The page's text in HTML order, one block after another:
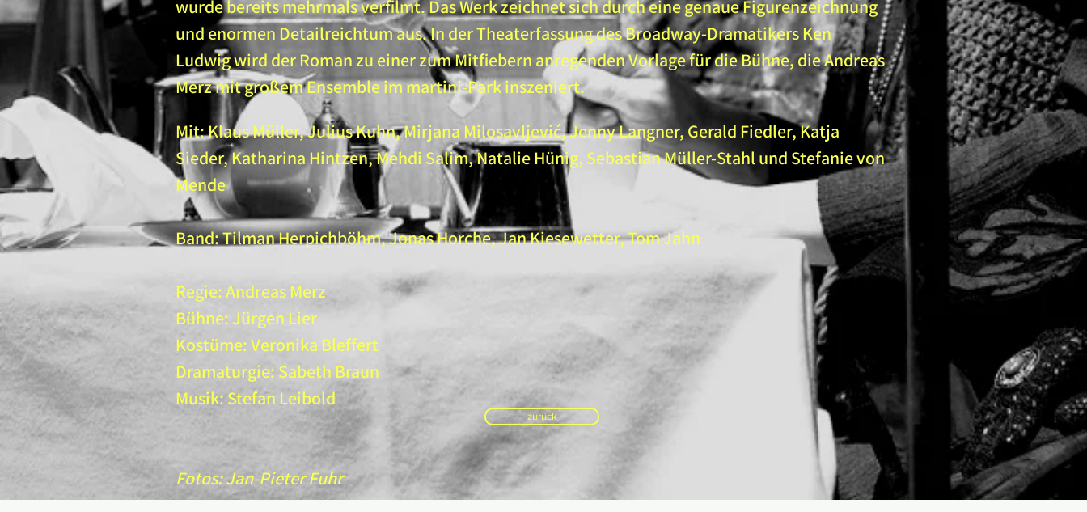
wurde bereits mehrmals verfilmt. Das Werk zeichnet sich durch eine genaue Figurenzeichnung
und enormen Detailreichtum aus. In der Theaterfassung des Broadway-Dramatikers Ken
Ludwig wird der Roman zu einer zum Mitfiebern anregenden Vorlage für die Bühne, die Andreas
Merz mit großem Ensemble im martini-Park inszeniert.​
Mit: Klaus Müller, Julius Kuhn, Mirjana Milosavljević, Jenny Langner, Gerald Fiedler, Katja
Sieder, Katharina Hintzen, Mehdi Salim, Natalie Hünig, Sebastian Müller-Stahl und Stefanie von
Mende
Band: Tilman Herpichböhm, Jonas Horche, Jan Kiesewetter, Tom Jahn
Regie: Andreas Merz
Bühne: Jürgen Lier
Kostüme: Veronika Bleffert
Dramaturgie: Sabeth Braun
Musik: Stefan Leibold
Fotos: Jan-Pieter Fuhr
zurück